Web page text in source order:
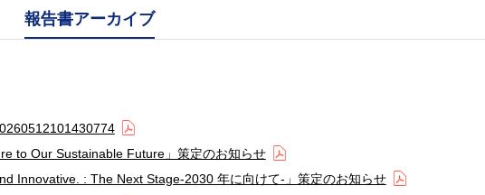
報告書アーカイブ
to Our Sustainable Future」策定のお知らせ
Innovative. : The Next Stage‐2030 年に向けて‐」策定のお知らせ